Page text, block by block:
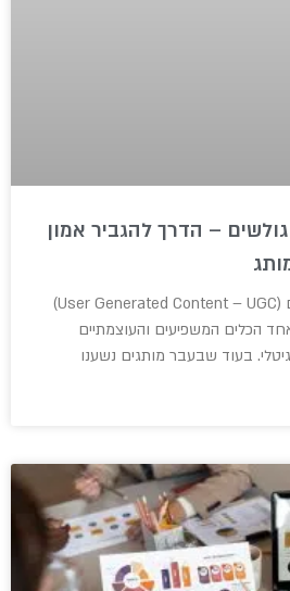
גולשים – הדרך להגביר אמון
תוכן שנוצר על ידי גולשים (User Generated Content – UGC)
הכלים המשפיעים והעוצמתיים
בעוד שבעבר מותגים נשענו